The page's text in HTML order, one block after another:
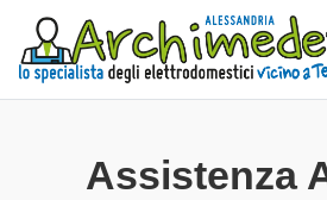
Assistenza